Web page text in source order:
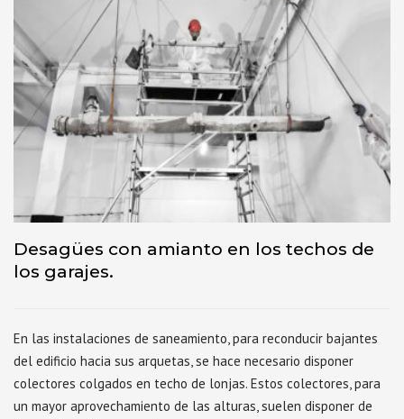
Desagües con amianto en los techos de
los garajes.
En las instalaciones de saneamiento, para reconducir bajantes
del edificio hacia sus arquetas, se hace necesario disponer
colectores colgados en techo de lonjas. Estos colectores, para
un mayor aprovechamiento de las alturas, suelen disponer de